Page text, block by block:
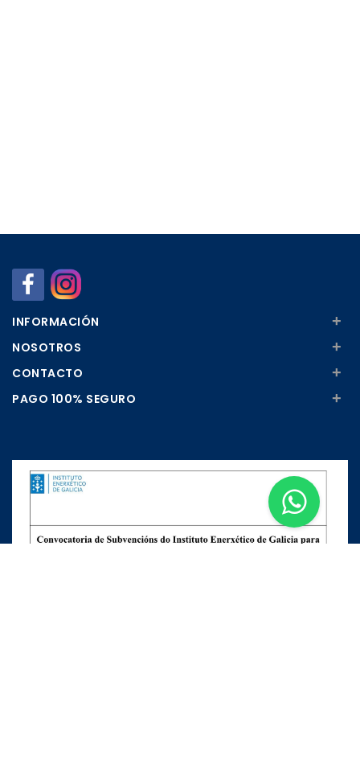
INFORMACIÓN +
NOSOTROS +
CONTACTO +
PAGO 100% SEGURO +